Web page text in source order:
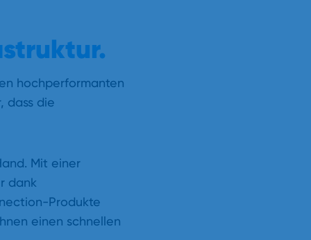
hochperformanten
dass die
Mit einer
dank
Produkte
einen schnellen